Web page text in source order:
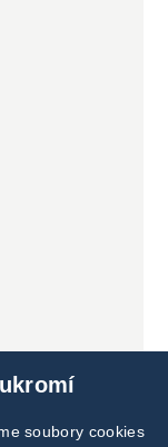
soubory cookies